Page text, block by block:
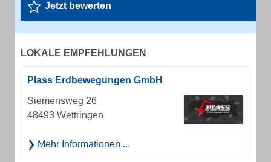
Jetzt bewerten
LOKALE EMPFEHLUNGEN
Plass Erdbewegungen GmbH
Siemensweg 26
48493 Wettringen
Mehr Informationen ...